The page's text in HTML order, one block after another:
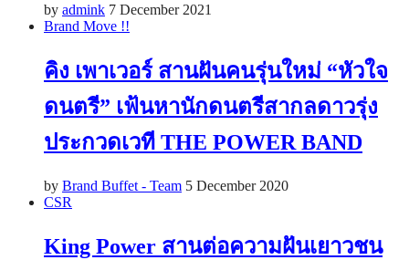
by admink 7 December 2021
Brand Move !!
คิง เพาเวอร์ สานฝันคนรุ่นใหม่ “หัวใจ
ดนตรี” เฟ้นหานักดนตรีสากลดาวรุ่ง
ประกวดเวที THE POWER BAND
by Brand Buffet - Team 5 December 2020
CSR
King Power สานต่อความฝันเยาวชน